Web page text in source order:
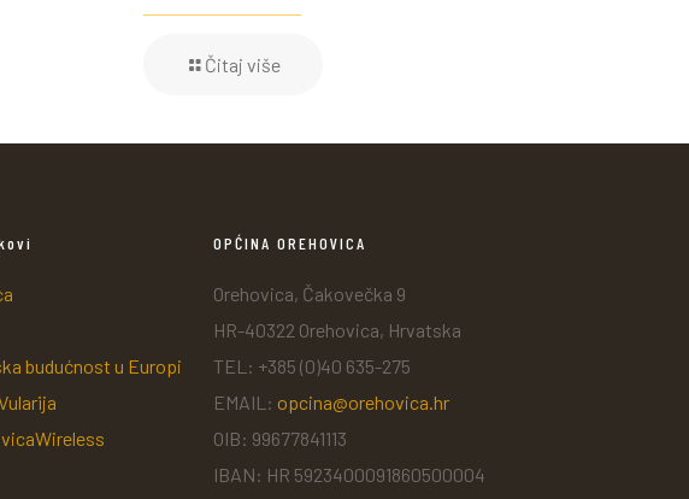
Čitaj više
budućnost u Europi
OPĆINA OREHOVICA
Orehovica, Čakovečka 9
HR-40322 Orehovica, Hrvatska
TEL: +385 (0)40 635-275
EMAIL: opcina@orehovica.hr
OIB: 99677841113
IBAN: HR 5923400091860500004